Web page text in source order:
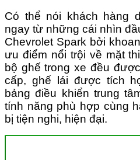
Có thể nói khách hàng
ngay từ những cái nhìn
Chevrolet Spark bởi
ưu điểm nổi trội về mặt
bộ ghế trong xe đều
cấp, ghế lái được tích
bảng điều khiển trung
tính năng phù hợp cùng
bị tiện nghi, hiện đại.